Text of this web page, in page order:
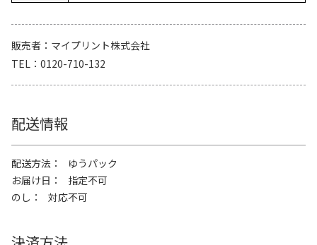
販売者
マイプリント株式会社
TEL
0120-710-132
配送情報
配送方法
ゆうパック
お届け日
指定不可
のし
対応不可